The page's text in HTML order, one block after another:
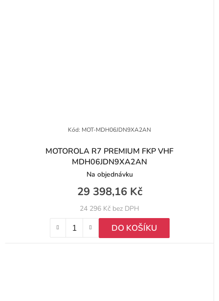
MOTOROLA R7 PREMIUM FKP VHF
MDH06JDN9XA2AN
Na objednávku
24 296 Kč bez DPH
29 398,16 Kč
DO KOŠÍKU
Kód: MOT-MDH06JDN9XA2AN